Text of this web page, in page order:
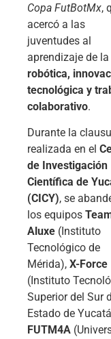
Copa FutBotMx,
acercó a las
juventudes al
aprendizaje de la
robótica,
tecnológica y
colaborativo.
Durante la
realizada en el
de Investigación
Científica de
(CICY), se
los equipos
Aluxe (Instituto
Tecnológico de
Mérida), X-Force
(Instituto
Superior del Sur
Estado de
FUTM4A